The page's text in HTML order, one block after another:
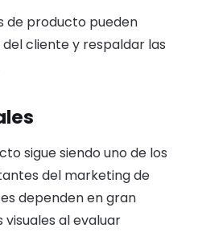
de producto pueden
cliente y respaldar las
sigue siendo uno de los
del marketing de
dependen en gran
visuales al evaluar